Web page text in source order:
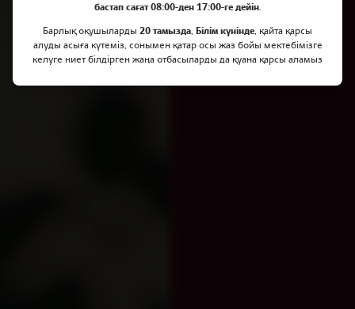
бастап сағат 08:00-ден 17:00-ге дейін.
Барлық оқушыларды 20 тамызда, Білім күнінде, қайта қарсы
алуды асыға күтеміз, сонымен қатар осы жаз бойы мектебімізге
келуге ниет білдірген жаңа отбасыларды да қуана қарсы аламыз